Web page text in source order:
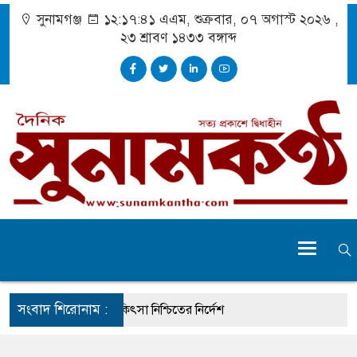
সুনামগঞ্জ ১২:১৭:৪২ এএম, শুক্রবার, ০৭ অগাস্ট ২০২৬ ,
২৩ শ্রাবণ ১৪৩৩ বঙ্গাব্দ
সংবাদ শিরোনাম :
আহতদের চিকিৎসা নিশ্চিতের নির্দেশ